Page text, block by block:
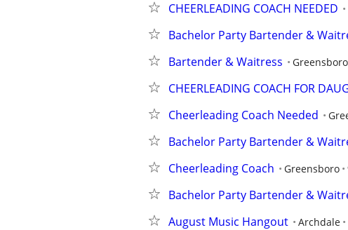
CHEERLEADING COACH NEEDED
Bachelor Party Bartender &
Bartender & Waitress Greensboro
CHEERLEADING COACH FOR
Cheerleading Coach Needed
Bachelor Party Bartender &
Cheerleading Coach Greensboro
Bachelor Party Bartender &
August Music Hangout Archdale